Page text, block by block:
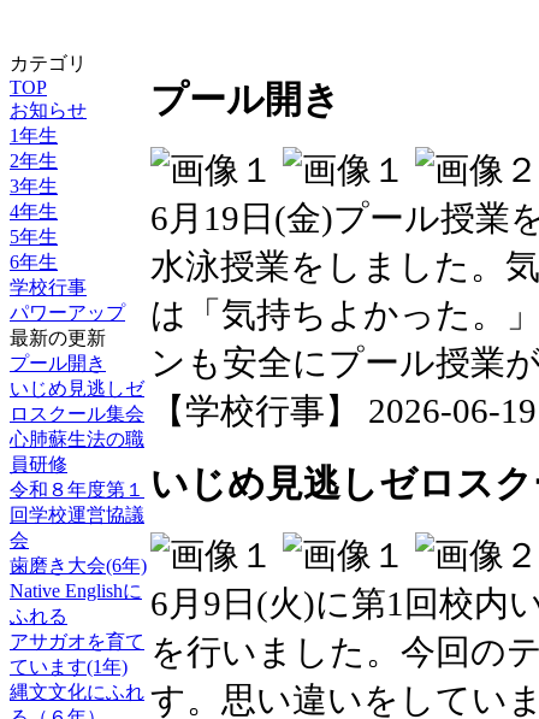
カテゴリ
TOP
お知らせ
1年生
2年生
3年生
4年生
5年生
6年生
学校行事
パワーアップ
最新の更新
プール開き
いじめ見逃しゼ
ロスクール集会
心肺蘇生法の職
員研修
令和８年度第１
回学校運営協議
会
歯磨き大会(6年)
Native Englishに
ふれる
アサガオを育て
ています(1年)
縄文文化にふれ
プール開き
6月19日(金)プール授業
水泳授業をしました。
は「気持ちよかった。
ンも安全にプール授業
【学校行事】 2026-06-
いじめ見逃しゼロス
6月9日(火)に第1回校内
を行いました。今回の
す。思い違いをしてい